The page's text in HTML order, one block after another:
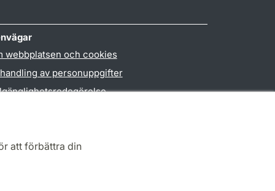
att förbättra din
webbplatsen och cookies
av personuppgifter